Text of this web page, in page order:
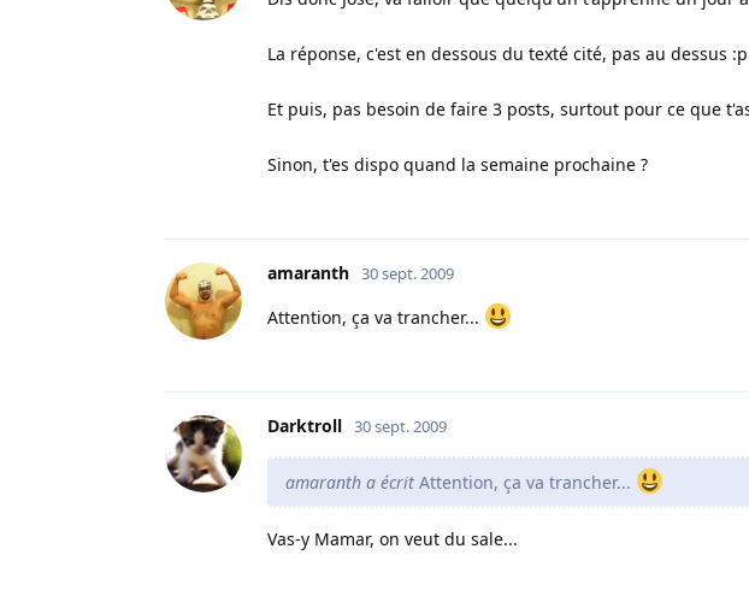
La réponse, c'est en dessous du texté cité, pas au dessus :p
Et puis, pas besoin de faire 3 posts, surtout pour ce que
Sinon, t'es dispo quand la semaine prochaine ?
amaranth 30 sept. 2009
Attention, ça va trancher...
Darktroll 30 sept. 2009
amaranth a écrit Attention, ça va trancher...
Vas-y Mamar, on veut du sale...